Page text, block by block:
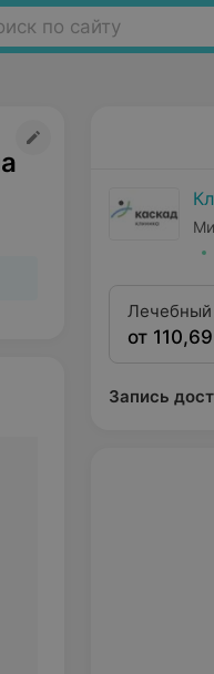
по сайту
от
Запись